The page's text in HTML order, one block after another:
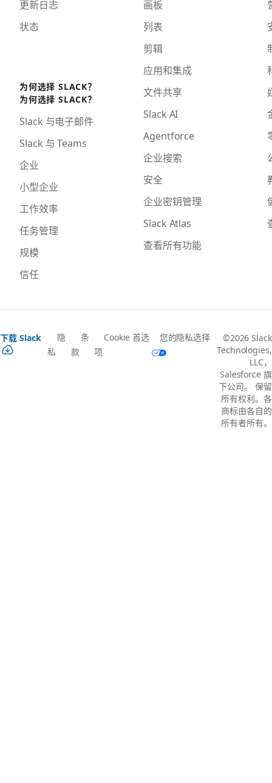
更新日志
状态
为何选择 SLACK？
为何选择 SLACK？
Slack 与电子邮件
Slack 与 Teams
企业
小型企业
工作效率
任务管理
规模
信任
画板
列表
剪辑
应用和集成
文件共享
Slack AI
Agentforce
企业搜索
安全
企业密钥管理
Slack Atlas
查看所有功能
下载 Slack
隐
私
条
款
Cookie 首选
项
您的隐私选择
©2026 Slack
Technologies,
LLC，
Salesforce 旗
下公司。 保留
所有权利。各
商标由各自的
所有者所有。